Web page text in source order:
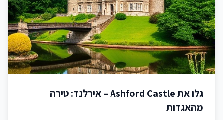
גלו את Ashford Castle – אירלנד: טירה
מהאגדות